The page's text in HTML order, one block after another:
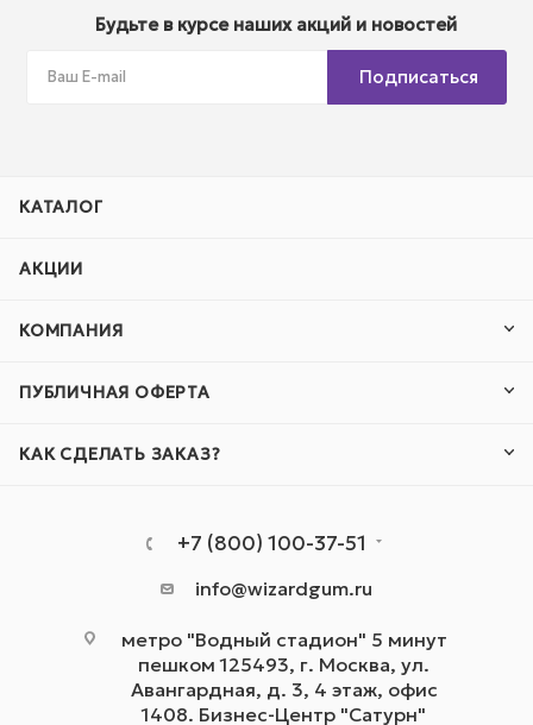
Будьте в курсе наших акций и новостей
Подписаться
КАТАЛОГ
АКЦИИ
КОМПАНИЯ
ПУБЛИЧНАЯ ОФЕРТА
КАК СДЕЛАТЬ ЗАКАЗ?
+7 (800) 100-37-51
info@wizardgum.ru
метро "Водный стадион" 5 минут
пешком 125493, г. Москва, ул.
Авангардная, д. 3, 4 этаж, офис
1408. Бизнес-Центр "Сатурн"